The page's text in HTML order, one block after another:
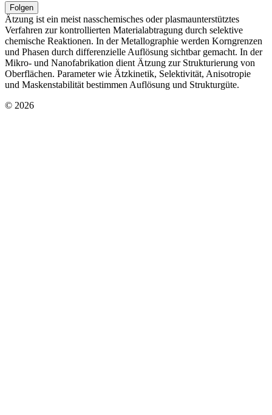
Folgen
Ätzung ist ein meist nasschemisches oder plasmaunterstütztes
Verfahren zur kontrollierten Materialabtragung durch selektive
chemische Reaktionen. In der Metallographie werden Korngrenzen
und Phasen durch differenzielle Auflösung sichtbar gemacht. In der
Mikro- und Nanofabrikation dient Ätzung zur Strukturierung von
Oberflächen. Parameter wie Ätzkinetik, Selektivität, Anisotropie
und Maskenstabilität bestimmen Auflösung und Strukturgüte.
© 2026